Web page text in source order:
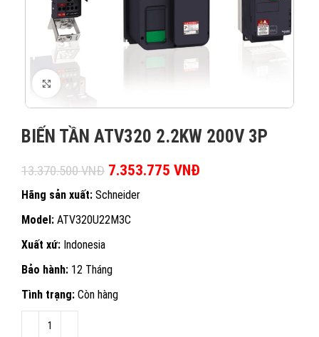
XEM ẢNH
BIẾN TẦN ATV320 2.2KW 200V 3P
13.370.500VNĐ Giá gốc là: 13.370.500 VNĐ.
7.353.775 VNĐ
Hãng sản xuất: Schneider
Model: ATV320U22M3C
Xuất xứ: Indonesia
Bảo hành: 12 Tháng
Tình trạng: Còn hàng